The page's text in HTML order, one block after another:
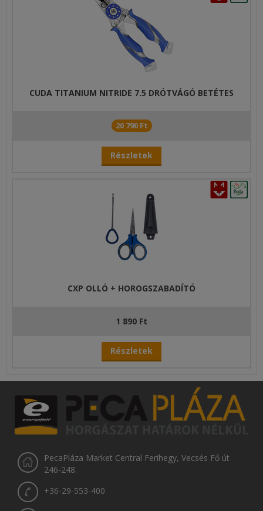
CUDA TITANIUM NITRIDE 7.5 DRÓTVÁGÓ BETÉTES
20 790 Ft
Részletek
CXP OLLÓ + HOROGSZABADÍTÓ
1 890 Ft
Részletek
PecaPláza Market Central Ferihegy, Vecsés Fő út
246-248.
+36-29-553-400